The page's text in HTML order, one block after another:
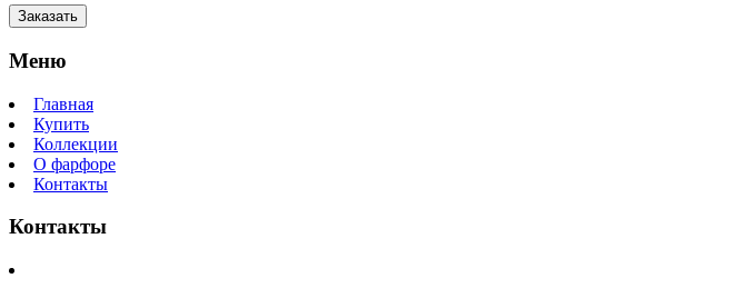
Заказать
Меню
Главная
Купить
Коллекции
О фарфоре
Контакты
Контакты